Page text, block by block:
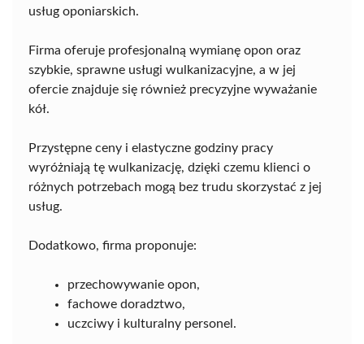
usług oponiarskich.
Firma oferuje profesjonalną wymianę opon oraz
szybkie, sprawne usługi wulkanizacyjne, a w jej
ofercie znajduje się również precyzyjne wyważanie
kół.
Przystępne ceny i elastyczne godziny pracy
wyróżniają tę wulkanizację, dzięki czemu klienci o
różnych potrzebach mogą bez trudu skorzystać z jej
usług.
Dodatkowo, firma proponuje:
przechowywanie opon,
fachowe doradztwo,
uczciwy i kulturalny personel.